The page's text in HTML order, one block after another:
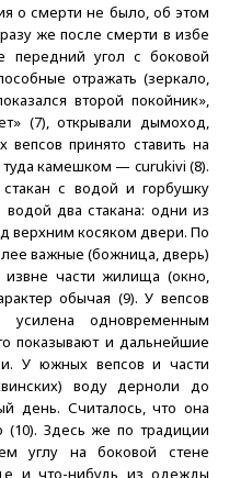
о смерти не было, об этом
же после смерти в избе
передний угол с боковой
отражать (зеркало,
второй покойник»,
(7), открывали дымоход,
принято ставить на
камешком — curukivi (8).
с водой и горбушку
два стакана: одни из
верхним косяком двери. По
важные (божница, дверь)
части жилища (окно,
обычая (9). У вепсов
усилена одновременным
показывают и дальнейшие
У южных вепсов и части
воду дерноли до
день. Считалось, что она
(10). Здесь же по традиции
углу на боковой стене
и что-нибудь из одежды